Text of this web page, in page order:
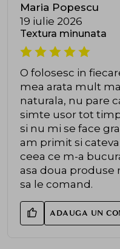
Maria Popescu
19 iulie 2026
Textura minunata
O folosesc in
mea arata mult
naturala, nu pare
simte usor tot
si nu mi se face
am primit si
ceea ce m-a
asa doua produse
sa le comand.
ADAUGA UN